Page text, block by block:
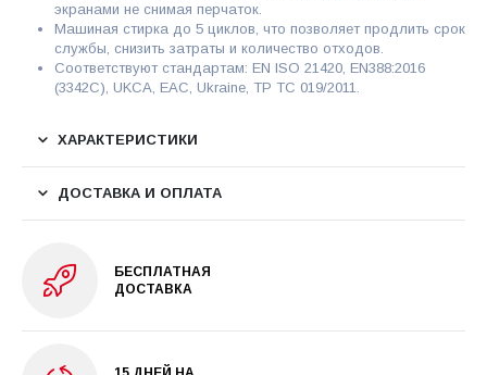
экранами не снимая перчаток.
Машиная стирка до 5 циклов, что позволяет продлить срок
службы, снизить затраты и количество отходов.
Соответствуют стандартам: EN ISO 21420, EN388:2016
(3342C), UKCA, EAC, Ukraine, ТР ТС 019/2011.
ХАРАКТЕРИСТИКИ
ДОСТАВКА И ОПЛАТА
БЕСПЛАТНАЯ
ДОСТАВКА